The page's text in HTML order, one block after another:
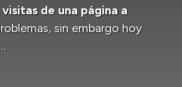
de una página a
sin embargo hoy